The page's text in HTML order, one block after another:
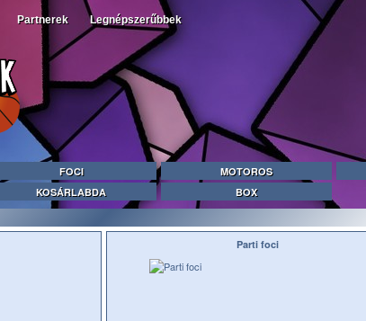
Partnerek Legnépszerűbbek
FOCI MOTOROS
KOSÁRLABDA BOX
Parti foci